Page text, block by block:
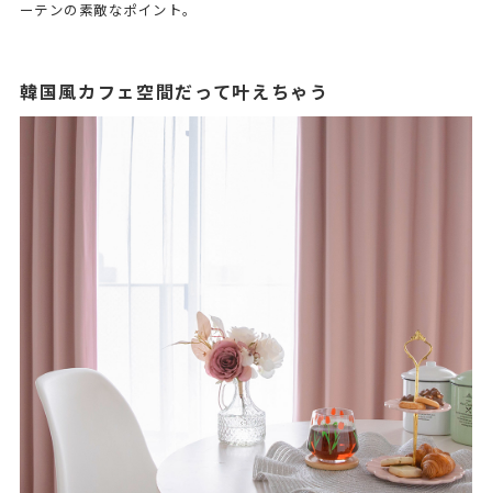
ーテンの素敵なポイント。
韓国風カフェ空間だって叶えちゃう